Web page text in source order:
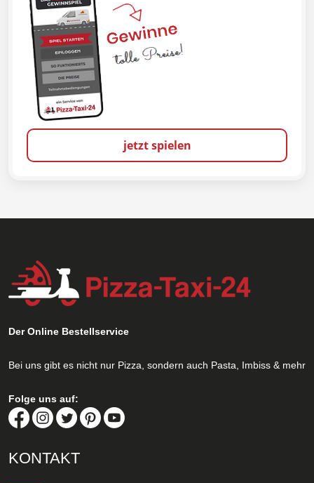
jetzt spielen
Der Online Bestellservice
Bei uns gibt es nicht nur Pizza, sondern auch Pasta, Imbiss & mehr
Folge uns auf:
KONTAKT